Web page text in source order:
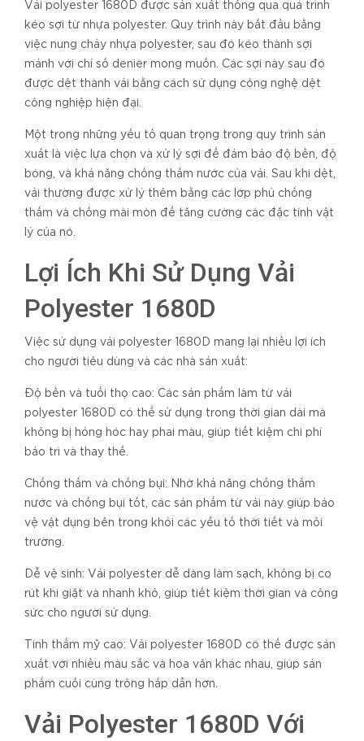
Vải polyester 1680D được sản xuất thông qua quá trình
kéo sợi từ nhựa polyester. Quy trình này bắt đầu bằng
việc nung chảy nhựa polyester, sau đó kéo thành sợi
mảnh với chỉ số denier mong muốn. Các sợi này sau đó
được dệt thành vải bằng cách sử dụng công nghệ dệt
công nghiệp hiện đại.
Một trong những yếu tố quan trọng trong quy trình sản
xuất là việc lựa chọn và xử lý sợi để đảm bảo độ bền, độ
bóng, và khả năng chống thấm nước của vải. Sau khi dệt,
vải thường được xử lý thêm bằng các lớp phủ chống
thấm và chống mài mòn để tăng cường các đặc tính vật
lý của nó.
Lợi Ích Khi Sử Dụng Vải
Polyester 1680D
Việc sử dụng vải polyester 1680D mang lại nhiều lợi ích
cho người tiêu dùng và các nhà sản xuất:
Độ bền và tuổi thọ cao: Các sản phẩm làm từ vải
polyester 1680D có thể sử dụng trong thời gian dài mà
không bị hỏng hóc hay phai màu, giúp tiết kiệm chi phí
bảo trì và thay thế.
Chống thấm và chống bụi: Nhờ khả năng chống thấm
nước và chống bụi tốt, các sản phẩm từ vải này giúp bảo
vệ vật dụng bên trong khỏi các yếu tố thời tiết và môi
trường.
Dễ vệ sinh: Vải polyester dễ dàng làm sạch, không bị co
rút khi giặt và nhanh khô, giúp tiết kiệm thời gian và công
sức cho người sử dụng.
Tính thẩm mỹ cao: Vải polyester 1680D có thể được sản
xuất với nhiều màu sắc và hoa văn khác nhau, giúp sản
phẩm cuối cùng trông hấp dẫn hơn.
Vải Polyester 1680D Với